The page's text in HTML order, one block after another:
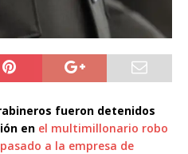
fueron detenidos
en el multimillonario robo
a la empresa de